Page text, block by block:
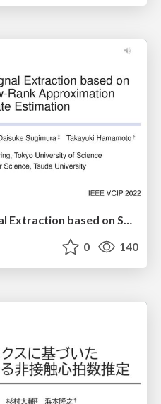
Blood Volume Pulse Signal Extraction based on Spatio-Temporal Low-Rank Approximation for Heart Rate Estimation
0 140